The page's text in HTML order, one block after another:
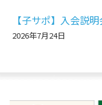
【子サポ】入会説
2026年7月24日